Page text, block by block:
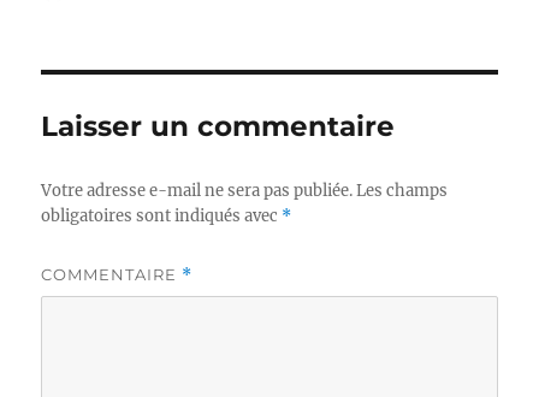
Laisser un commentaire
Votre adresse e-mail ne sera pas publiée. Les champs
obligatoires sont indiqués avec *
COMMENTAIRE *